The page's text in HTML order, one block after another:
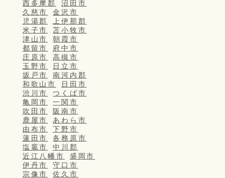
西多摩郡
沼田市
久慈市
金沢市
児湯郡
上伊那郡
米子市
苫小牧市
津山市
朝霞市
都留市
府中市
庄原市
高槻市
玉野市
日立市
坂戸市
南河内郡
和歌山市
日田市
渋川市
つくば市
亀岡市
一関市
吹田市
阪南市
鹿屋市
あわら市
由布市
下野市
蓮田市
各務原市
塩竈市
中川郡
近江八幡市
盛岡市
伊丹市
守口市
宗像市
佐久市